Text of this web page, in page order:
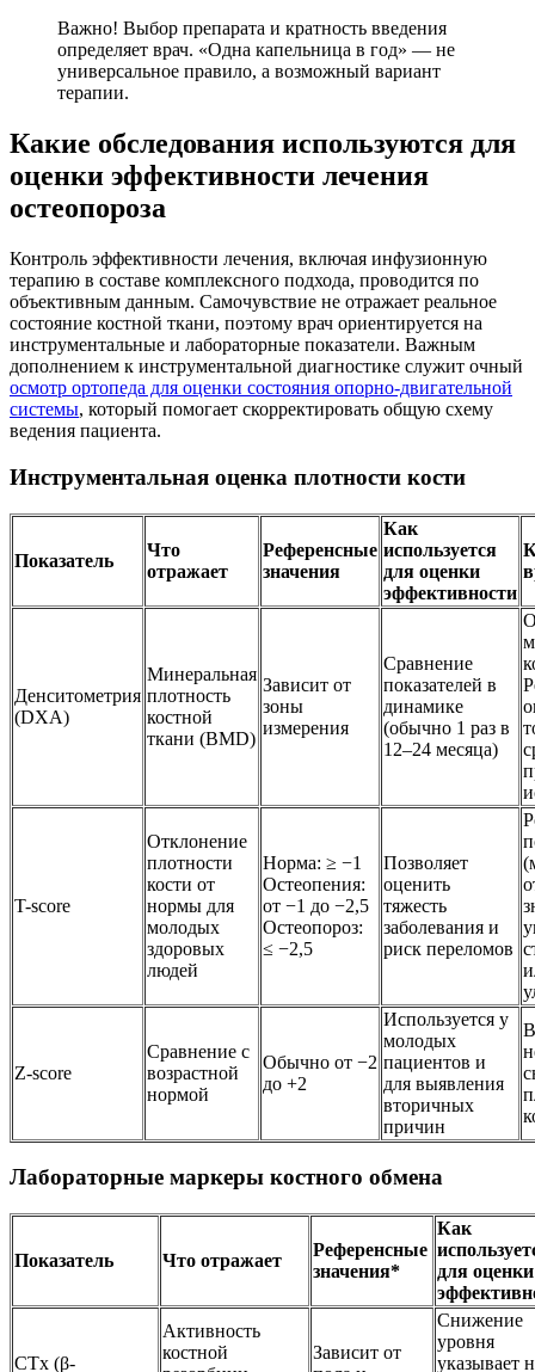
Важно! Выбор препарата и кратность введения
определяет врач. «Одна капельница в год» — не
универсальное правило, а возможный вариант
терапии.
Какие обследования используются для
оценки эффективности лечения
остеопороза
Контроль эффективности лечения, включая инфузионную
терапию в составе комплексного подхода, проводится по
объективным данным. Самочувствие не отражает реальное
состояние костной ткани, поэтому врач ориентируется на
инструментальные и лабораторные показатели. Важным
дополнением к инструментальной диагностике служит очный
осмотр ортопеда для оценки состояния опорно-двигательной
системы, который помогает скорректировать общую схему
ведения пациента.
Инструментальная оценка плотности кости
Показатель
Что
отражает
Референсные
значения
Как
используется
для оценки
эффективности
Денситометрия
(DXA)
Минеральная
плотность
костной
ткани (BMD)
Зависит от
зоны
измерения
Сравнение
показателей в
динамике
(обычно 1 раз в
12–24 месяца)
T-score
Отклонение
плотности
кости от
нормы для
молодых
здоровых
людей
Норма: ≥ −1
Остеопения:
от −1 до −2,5
Остеопороз:
≤ −2,5
Позволяет
оценить
тяжесть
заболевания и
риск переломов
Z-score
Сравнение с
возрастной
нормой
Обычно от −2
до +2
Используется у
молодых
пациентов и
для выявления
вторичных
причин
Лабораторные маркеры костного обмена
Показатель Что отражает
Референсные
значения*
Как
для оценки
CTx (β-
Активность
костной
Зависит от
Снижение
уровня
указывает